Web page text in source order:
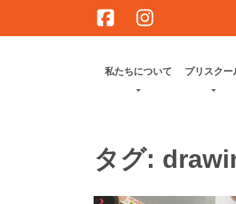
私たちについて プリスクー
タグ: